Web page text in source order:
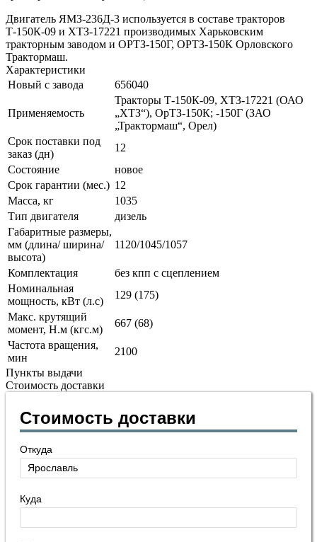
Двигатель ЯМЗ-236Д-3 используется в составе тракторов
Т-150К-09 и ХТЗ-17221 производимых Харьковским
тракторным заводом и ОРТЗ-150Г, ОРТЗ-150К Орловского
Трактормаш.
Характеристики
Новый с завода
656040
Применяемость
Тракторы Т-150К-09, ХТЗ-17221 (ОАО
„ХТЗ“), ОрТЗ-150К; -150Г (ЗАО
„Трактормаш“, Орел)
Срок поставки под
заказ (дн)
12
Состояние
новое
Срок гарантии (мес.) 12
Масса, кг
1035
Тип двигателя
дизель
Габаритные размеры,
мм (длина/ ширина/
высота)
1120/1045/1057
Комплектация
без кпп с сцеплением
Номинальная
мощность, кВт (л.с)
129 (175)
Макс. крутящий
момент, Н.м (кгс.м)
667 (68)
Частота вращения,
мин
2100
Пункты выдачи
Стоимость доставки
Стоимость доставки
Откуда
Куда